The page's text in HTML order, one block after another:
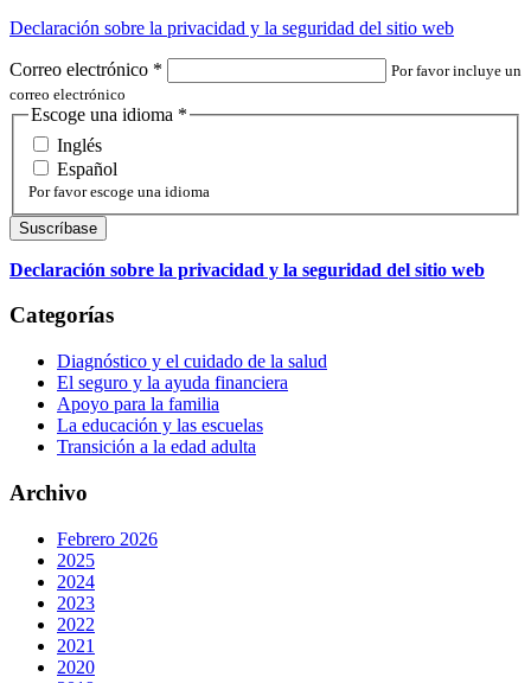
Declaración sobre la privacidad y la seguridad del sitio web
Correo electrónico *
Por favor incluye un
correo electrónico
Escoge una idioma *
Inglés
Español
Por favor escoge una idioma
Declaración sobre la privacidad y la seguridad del sitio web
Categorías
Diagnóstico y el cuidado de la salud
El seguro y la ayuda financiera
Apoyo para la familia
La educación y las escuelas
Transición a la edad adulta
Archivo
Febrero 2026
2025
2024
2023
2022
2021
2020